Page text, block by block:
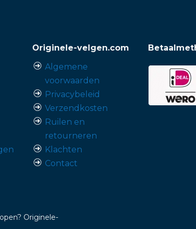
Originele-velgen.com
Algemene
voorwaarden
Privacybeleid
Verzendkosten
Ruilen en
retourneren
Klachten
Contact
Originele-